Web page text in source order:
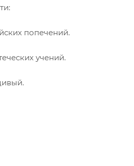
попечений.
учений.